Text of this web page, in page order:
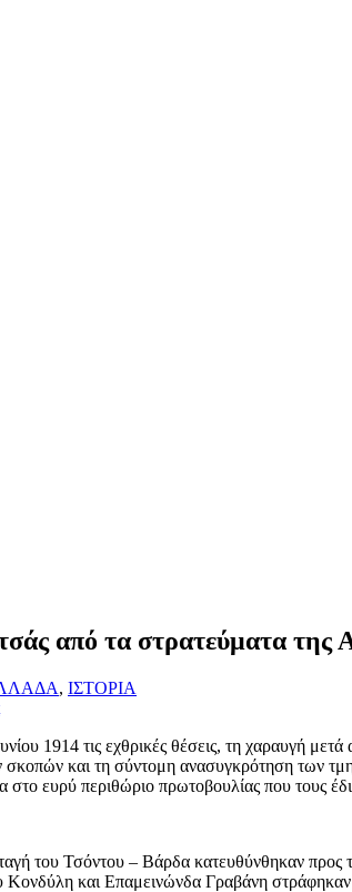
από τα στρατεύματα της
, ΙΣΤΟΡΙΑ
1914 τις εχθρικές θέσεις, τη χαραυγή
και τη σύντομη ανασυγκρότηση των
στο ευρύ περιθώριο πρωτοβουλίας που τους
του Τσόντου – Βάρδα κατευθύνθηκαν προς
και Επαμεινώνδα Γραβάνη